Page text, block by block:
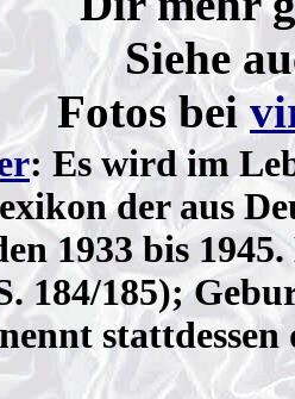
Siehe
Fotos bei
: Es wird im
der aus
1933 bis
184/185);
nennt